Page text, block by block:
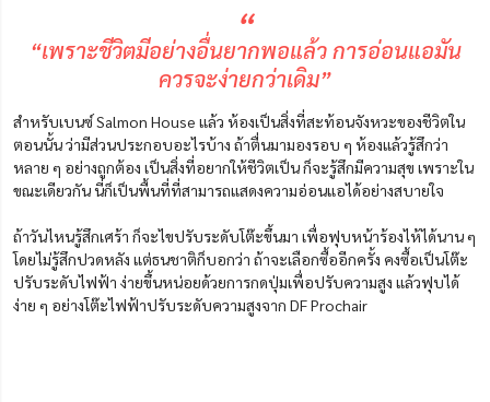
“
“เพราะชีวิตมีอย่างอื่นยากพอแล้ว การอ่อนแอมัน
ควรจะง่ายกว่าเดิม”
สำหรับเบนซ์ Salmon House แล้ว ห้องเป็นสิ่งที่สะท้อนจังหวะของชีวิตใน
ตอนนั้น ว่ามีส่วนประกอบอะไรบ้าง ถ้าตื่นมามองรอบ ๆ ห้องแล้วรู้สึกว่า
หลาย ๆ อย่างถูกต้อง เป็นสิ่งที่อยากให้ชีวิตเป็น ก็จะรู้สึกมีความสุข เพราะใน
ขณะเดียวกัน นี่ก็เป็นพื้นที่ที่สามารถแสดงความอ่อนแอได้อย่างสบายใจ
ถ้าวันไหนรู้สึกเศร้า ก็จะไขปรับระดับโต๊ะขึ้นมา เพื่อฟุบหน้าร้องไห้ได้นาน ๆ
โดยไม่รู้สึกปวดหลัง แต่ธนชาติก็บอกว่า ถ้าจะเลือกซื้ออีกครั้ง คงซื้อเป็นโต๊ะ
ปรับระดับไฟฟ้า ง่ายขึ้นหน่อยด้วยการกดปุ่มเพื่อปรับความสูง แล้วฟุบได้
ง่าย ๆ อย่างโต๊ะไฟฟ้าปรับระดับความสูงจาก DF Prochair